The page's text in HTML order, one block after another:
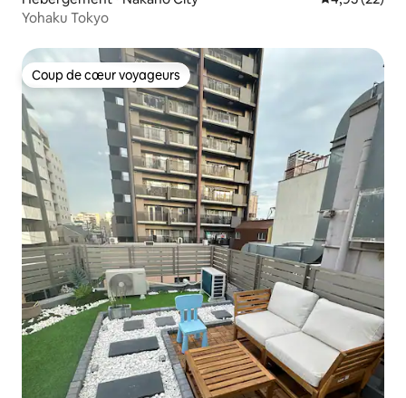
Yohaku Tokyo
Coup de cœur voyageurs
Coup de cœur voyageurs